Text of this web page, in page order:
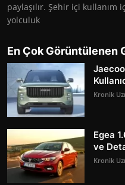
paylaşılır. Şehir içi
yolculuk
En Çok Görüntülenen
Kronik
Egea
ve
Kronik